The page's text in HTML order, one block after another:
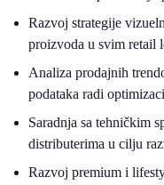
Razvoj strategije
proizvoda u svim retail
Analiza prodajnih
podataka radi
Saradnja sa tehničkim
distributerima u cilju
Razvoj premium i